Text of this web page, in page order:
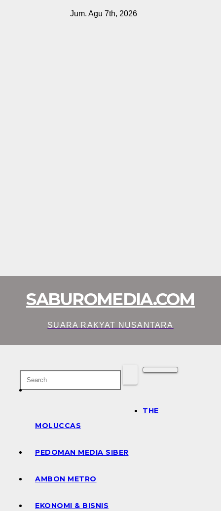
Jum. Agu 7th, 2026
SABUROMEDIA.COM
SUARA RAKYAT NUSANTARA
THE
MOLUCCAS
PEDOMAN MEDIA SIBER
AMBON METRO
EKONOMI & BISNIS